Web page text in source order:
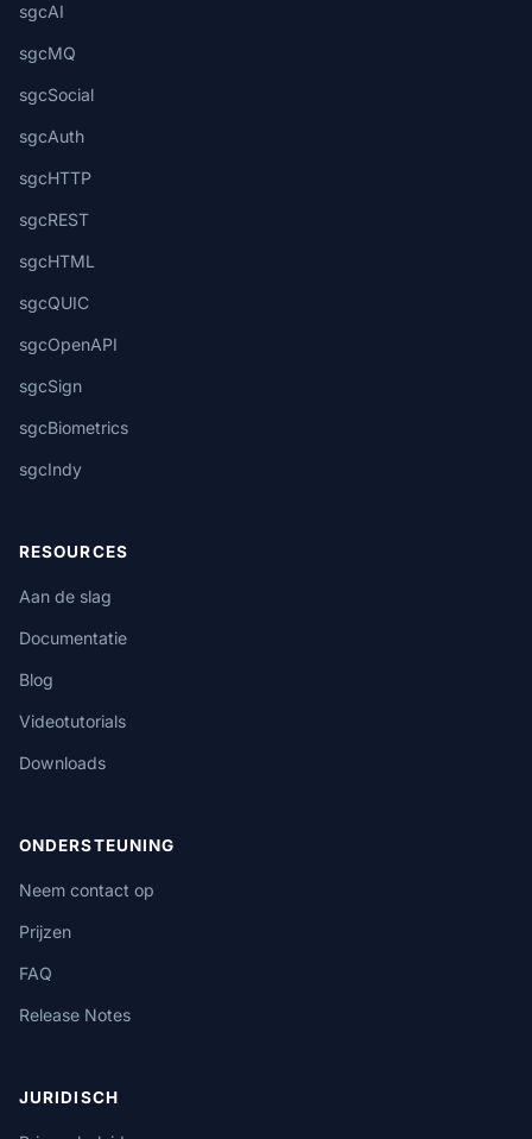
sgcAI
sgcMQ
sgcSocial
sgcAuth
sgcHTTP
sgcREST
sgcHTML
sgcQUIC
sgcOpenAPI
sgcSign
sgcBiometrics
sgcIndy
RESOURCES
Aan de slag
Documentatie
Blog
Videotutorials
Downloads
ONDERSTEUNING
Neem contact op
Prijzen
FAQ
Release Notes
JURIDISCH